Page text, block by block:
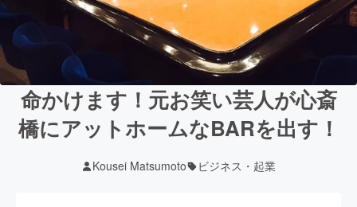
命かけます！元お笑い芸人が心斎
橋にアットホームなBARを出す！
Kousei Matsumoto ビジネス・起業